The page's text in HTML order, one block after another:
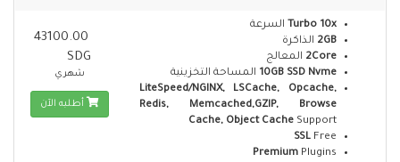
Turbo 10x السرعة
2GB الذاكرة
2Core المعالج
10GB SSD Nvme المساحة التخزينية
LiteSpeed/NGINX, LSCache, Opcache,
Redis, Memcached,GZIP, Browse
Cache, Object Cache Support
SSL Free
Premium Plugins
43100.00
SDG
شهري
أطلبه الآن